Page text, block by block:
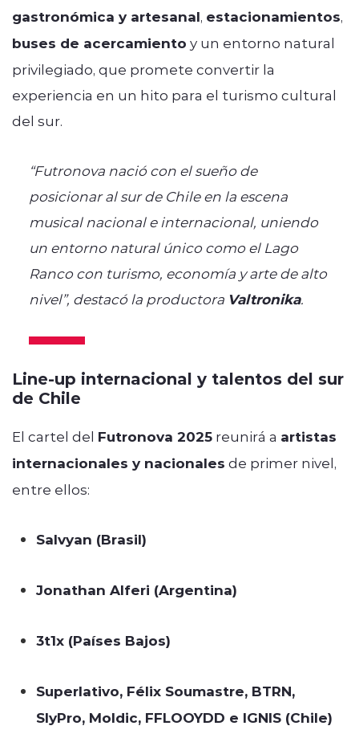
gastronómica y artesanal, estacionamientos,
buses de acercamiento y un entorno natural
privilegiado, que promete convertir la
experiencia en un hito para el turismo cultural
del sur.
“Futronova nació con el sueño de
posicionar al sur de Chile en la escena
musical nacional e internacional, uniendo
un entorno natural único como el Lago
Ranco con turismo, economía y arte de alto
nivel”, destacó la productora Valtronika.
Line-up internacional y talentos del sur
de Chile
El cartel del Futronova 2025 reunirá a artistas
internacionales y nacionales de primer nivel,
entre ellos:
Salvyan (Brasil)
Jonathan Alferi (Argentina)
3t1x (Países Bajos)
Superlativo, Félix Soumastre, BTRN,
SlyPro, Moldic, FFLOOYDD e IGNIS (Chile)